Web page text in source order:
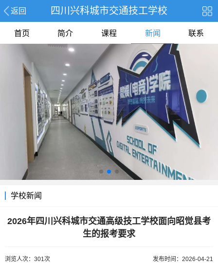
返回 四川兴科城市交通技工学校
首页 简介 课程 新闻 联系
学校新闻
2026年四川兴科城市交通高级技工学校面向昭觉县考
生的报考要求
浏览人次：301次 发布时间：2026-04-21